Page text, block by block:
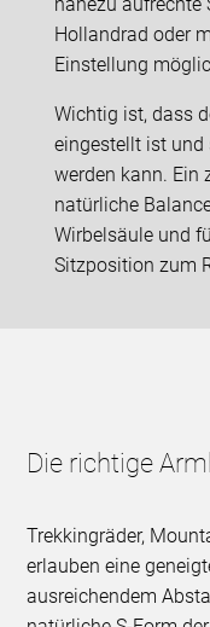
Hollandrad oder
Einstellung
Wichtig ist, dass
eingestellt ist und
werden kann. Ein
natürliche
Wirbelsäule und
Sitzposition zum
Die richtige
Trekkingräder,
erlauben eine
ausreichendem